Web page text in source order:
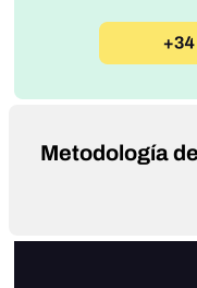
Metodología